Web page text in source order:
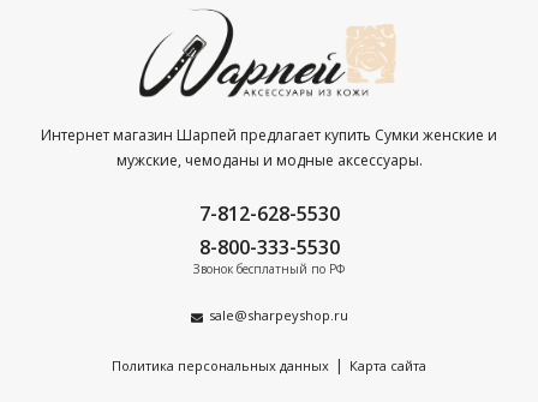
Интернет магазин Шарпей предлагает купить Сумки женские и
мужские, чемоданы и модные аксессуары.
7-812-628-5530
8-800-333-5530
Звонок бесплатный по РФ
sale@sharpeyshop.ru
Политика персональных данных | Карта сайта